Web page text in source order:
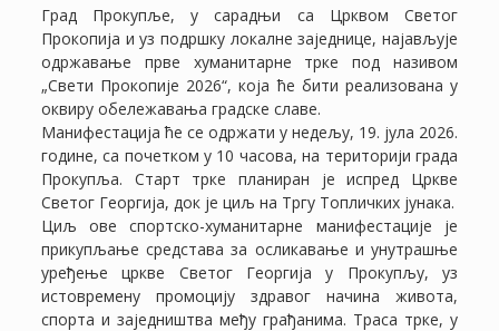
Град Прокупље, у сарадњи са Црквом Светог
Прокопија и уз подршку локалне заједнице, најављује
одржавање прве хуманитарне трке под називом
„Свети Прокопије 2026“, која ће бити реализована у
оквиру обележавања градске славе.
Манифестација ће се одржати у недељу, 19. јула 2026.
године, са почетком у 10 часова, на територији града
Прокупља. Старт трке планиран је испред Цркве
Светог Георгија, док је циљ на Тргу Топличких јунака.
Циљ ове спортско-хуманитарне манифестације је
прикупљање средстава за осликавање и унутрашње
уређење цркве Светог Георгија у Прокупљу, уз
истовремену промоцију здравог начина живота,
спорта и заједништва међу грађанима. Траса трке, у